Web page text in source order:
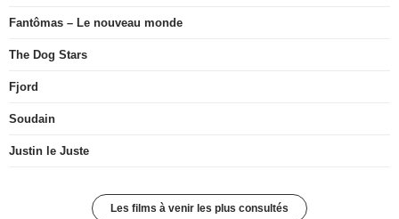
Fantômas – Le nouveau monde
The Dog Stars
Fjord
Soudain
Justin le Juste
Les films à venir les plus consultés